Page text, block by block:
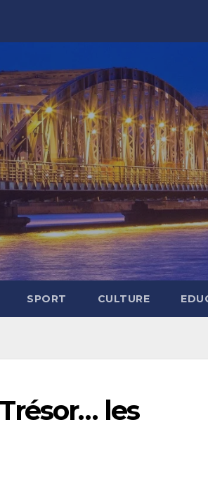
SPORT CULTURE
les